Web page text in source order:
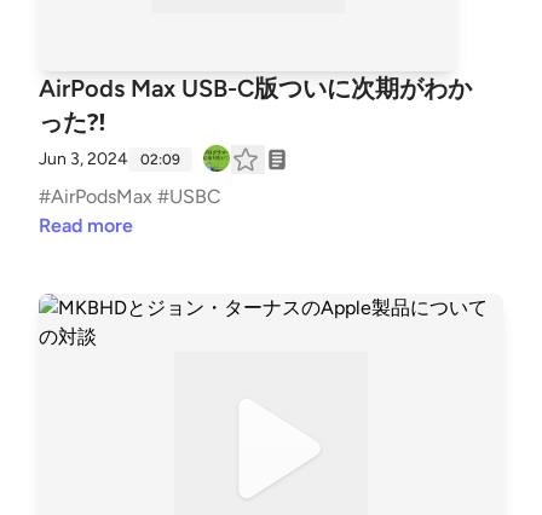
AirPods Max USB-C版ついに次期がわか
った⁈
Jun 3, 2024 02:09
#AirPodsMax #USBC
Read more